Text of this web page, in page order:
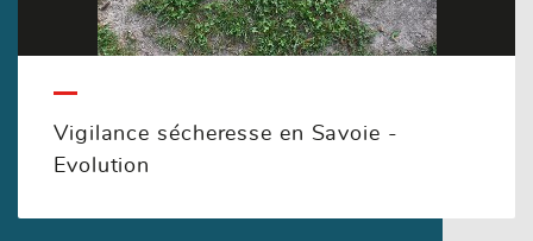
Vigilance sécheresse en Savoie -
Evolution